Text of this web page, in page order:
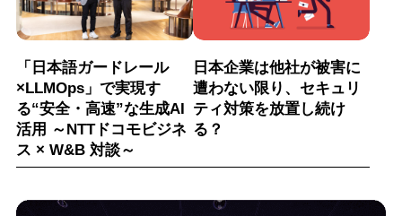
「日本語ガードレール
×LLMOps」で実現す
る“安全・高速”な生成AI
活用 ～NTTドコモビジネ
ス × W&B 対談～
日本企業は他社が被害に
遭わない限り、セキュリ
ティ対策を放置し続け
る？